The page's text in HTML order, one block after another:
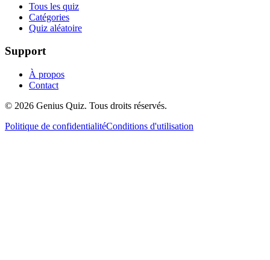
Tous les quiz
Catégories
Quiz aléatoire
Support
À propos
Contact
© 2026 Genius Quiz. Tous droits réservés.
Politique de confidentialitéConditions d'utilisation